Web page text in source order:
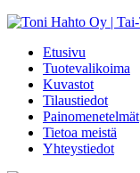
Etusivu
Tuotevalikoima
Kuvastot
Tilaustiedot
Painomenetelmät
Tietoa meistä
Yhteystiedot